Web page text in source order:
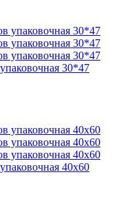
30*47
40х60